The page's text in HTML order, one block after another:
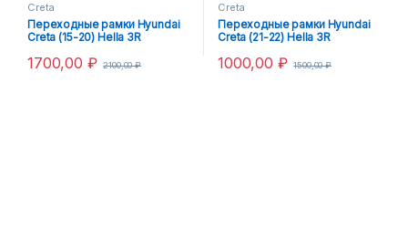
Creta
Переходные рамки Hyundai
Creta (15-20) Hella 3R
1700,00 ₽ 2100,00₽
Creta
Переходные рамки Hyundai
Creta (21-22) Hella 3R
1000,00 ₽ 1500,00₽